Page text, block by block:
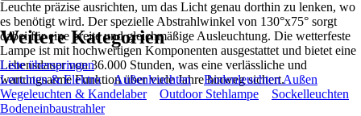
Leuchte präzise ausrichten, um das Licht genau dorthin zu lenken, wo
es benötigt wird. Der spezielle Abstrahlwinkel von 130°x75° sorgt
dabei für eine breite und gleichmäßige Ausleuchtung. Die wetterfeste
Lampe ist mit hochwertigen Komponenten ausgestattet und bietet eine
Lebensdauer von 36.000 Stunden, was eine verlässliche und
wartungsarme Funktion über viele Jahre hinweg sichert.
Weitere Kategorien
Liste überspringen
Leuchten & Elektro
Außenleuchten
Bodenleuchten Außen
Wegeleuchten & Kandelaber
Outdoor Stehlampe
Sockelleuchten
Bodeneinbaustrahler